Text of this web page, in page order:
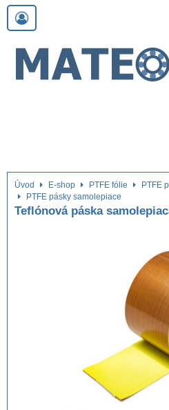
Úvod E-shop PTFE fólie
PTFE
PTFE pásky samolepiace
Teflónová páska